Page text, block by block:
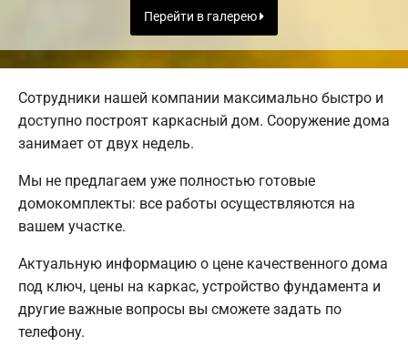
Перейти в галерею
Сотрудники нашей компании максимально быстро и
доступно построят каркасный дом. Сооружение дома
занимает от двух недель.
Мы не предлагаем уже полностью готовые
домокомплекты: все работы осуществляются на
вашем участке.
Актуальную информацию о цене качественного дома
под ключ, цены на каркас, устройство фундамента и
другие важные вопросы вы сможете задать по
телефону.